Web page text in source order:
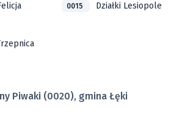
0015 Działki Lesiopole
Piwaki (0020), gmina Łęki